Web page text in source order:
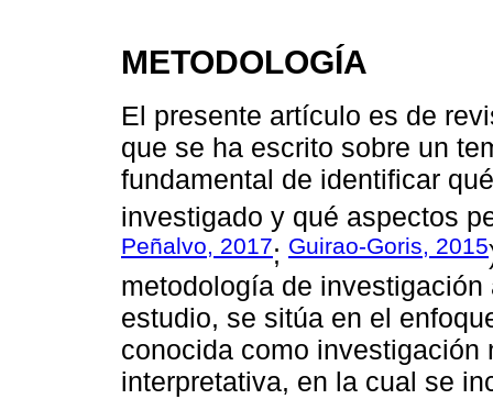
METODOLOGÍA
El presente artículo es de
que se ha escrito sobre un
fundamental de identificar
investigado y qué aspectos
Peñalvo, 2017; Guirao-Goris, 2015
metodología de
estudio, se sitúa en el
conocida como
interpretativa, en la cual se